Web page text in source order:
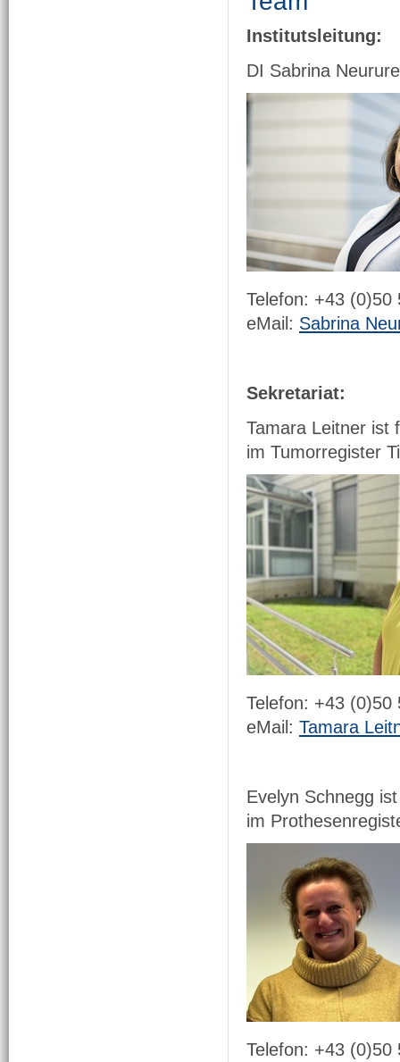
Institutsleitung:
DI Sabrina
Telefon: +43 (0)50
eMail: Sabrina
Sekretariat:
Tamara Leitner ist
im Tumorregister
Telefon: +43 (0)50
eMail: Tamara
Evelyn Schnegg
im
Telefon: +43 (0)50